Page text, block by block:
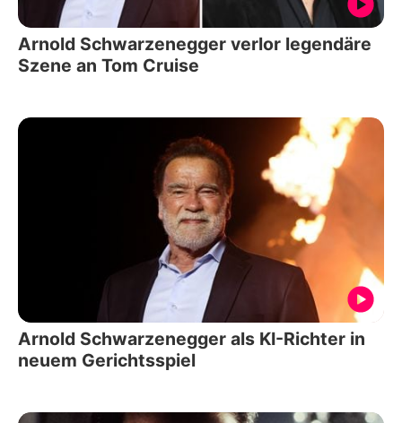
Arnold Schwarzenegger verlor legendäre
Szene an Tom Cruise
Arnold Schwarzenegger als KI-Richter in
neuem Gerichtsspiel